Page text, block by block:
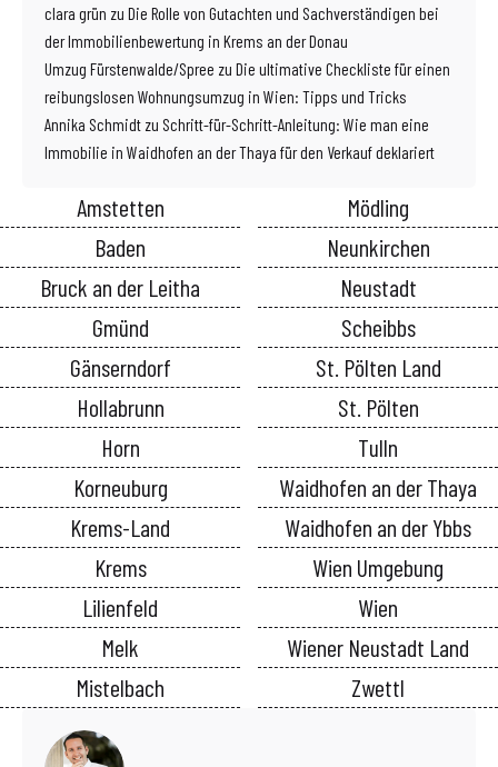
clara grün zu Die Rolle von Gutachten und Sachverständigen bei
der Immobilienbewertung in Krems an der Donau
Umzug Fürstenwalde/Spree zu Die ultimative Checkliste für einen
reibungslosen Wohnungsumzug in Wien: Tipps und Tricks
Annika Schmidt zu Schritt-für-Schritt-Anleitung: Wie man eine
Immobilie in Waidhofen an der Thaya für den Verkauf deklariert
Amstetten
Baden
Bruck an der Leitha
Gmünd
Gänserndorf
Hollabrunn
Horn
Korneuburg
Krems-Land
Krems
Lilienfeld
Melk
Mistelbach
Mödling
Neunkirchen
Neustadt
Scheibbs
St. Pölten Land
St. Pölten
Tulln
Waidhofen an der Thaya
Waidhofen an der Ybbs
Wien Umgebung
Wien
Wiener Neustadt Land
Zwettl